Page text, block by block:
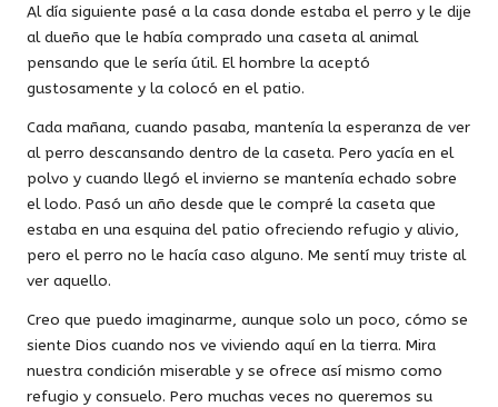
Al día siguiente pasé a la casa donde estaba el perro y le dije
al dueño que le había comprado una caseta al animal
pensando que le sería útil. El hombre la aceptó
gustosamente y la colocó en el patio.
Cada mañana, cuando pasaba, mantenía la esperanza de ver
al perro descansando dentro de la caseta. Pero yacía en el
polvo y cuando llegó el invierno se mantenía echado sobre
el lodo. Pasó un año desde que le compré la caseta que
estaba en una esquina del patio ofreciendo refugio y alivio,
pero el perro no le hacía caso alguno. Me sentí muy triste al
ver aquello.
Creo que puedo imaginarme, aunque solo un poco, cómo se
siente Dios cuando nos ve viviendo aquí en la tierra. Mira
nuestra condición miserable y se ofrece así mismo como
refugio y consuelo. Pero muchas veces no queremos su